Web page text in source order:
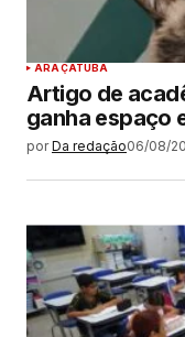
ARAÇATUBA
Artigo de
ganha espaço
por Da redação06/08/